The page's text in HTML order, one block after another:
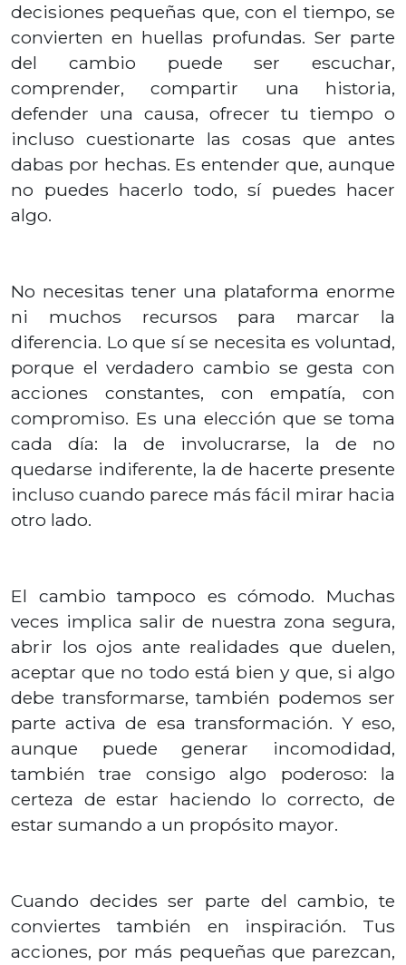
decisiones pequeñas que, con el tiempo, se
convierten en huellas profundas. Ser parte
del cambio puede ser escuchar,
comprender, compartir una historia,
defender una causa, ofrecer tu tiempo o
incluso cuestionarte las cosas que antes
dabas por hechas. Es entender que, aunque
no puedes hacerlo todo, sí puedes hacer
algo.
No necesitas tener una plataforma enorme
ni muchos recursos para marcar la
diferencia. Lo que sí se necesita es voluntad,
porque el verdadero cambio se gesta con
acciones constantes, con empatía, con
compromiso. Es una elección que se toma
cada día: la de involucrarse, la de no
quedarse indiferente, la de hacerte presente
incluso cuando parece más fácil mirar hacia
otro lado.
El cambio tampoco es cómodo. Muchas
veces implica salir de nuestra zona segura,
abrir los ojos ante realidades que duelen,
aceptar que no todo está bien y que, si algo
debe transformarse, también podemos ser
parte activa de esa transformación. Y eso,
aunque puede generar incomodidad,
también trae consigo algo poderoso: la
certeza de estar haciendo lo correcto, de
estar sumando a un propósito mayor.
Cuando decides ser parte del cambio, te
conviertes también en inspiración. Tus
acciones, por más pequeñas que parezcan,